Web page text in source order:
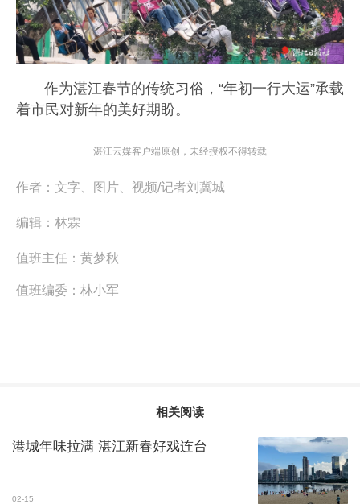
作为湛江春节的传统习俗，“年初一行大运”承载
着市民对新年的美好期盼。
湛江云媒客户端原创，未经授权不得转载
作者： 文字、图片、视频/记者刘冀城
编辑： 林霖
值班主任： 黄梦秋
值班编委： 林小军
相关阅读
港城年味拉满 湛江新春好戏连台
02-15